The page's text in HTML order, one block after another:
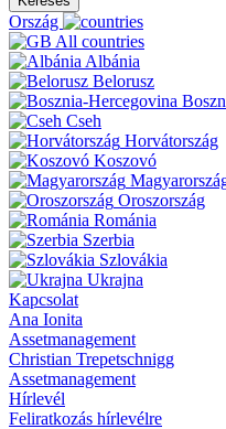
Ország
All countries
Albánia
Belorusz
Cseh
Horvátország
Koszovó
Oroszország
Románia
Szerbia
Szlovákia
Ukrajna
Kapcsolat
Ana Ionita
Assetmanagement
Christian Trepetschnigg
Assetmanagement
Hírlevél
Feliratkozás hírlevélre